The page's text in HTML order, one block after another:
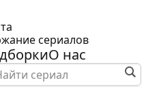
сериалов
О нас